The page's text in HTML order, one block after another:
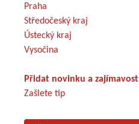
Praha
Středočeský kraj
Ústecký kraj
Vysočina
Přidat novinku a zajímavost
Zašlete tip